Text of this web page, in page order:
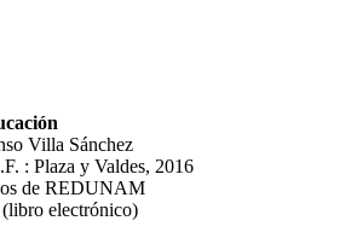
Villa Sánchez
: Plaza y Valdes, 2016
de REDUNAM
electrónico)